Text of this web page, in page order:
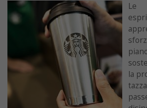
Le
la